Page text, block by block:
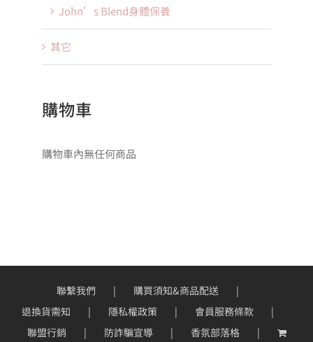
John’s Blend身體保養
其它
購物車
購物車內無任何商品
聯繫我們
購買須知&商品配送
退換貨需知
隱私權政策
會員服務條款
聯盟行銷
防詐騙宣導 香氛部落格